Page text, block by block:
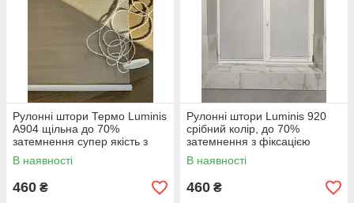
Рулонні штори Термо Luminis
А904 щільна до 70%
затемнення супер якість з
фіксацією
В наявності
460 ₴
Рулонні штори Luminis 920
срібний колір, до 70%
затемнення з фіксацією
В наявності
460 ₴